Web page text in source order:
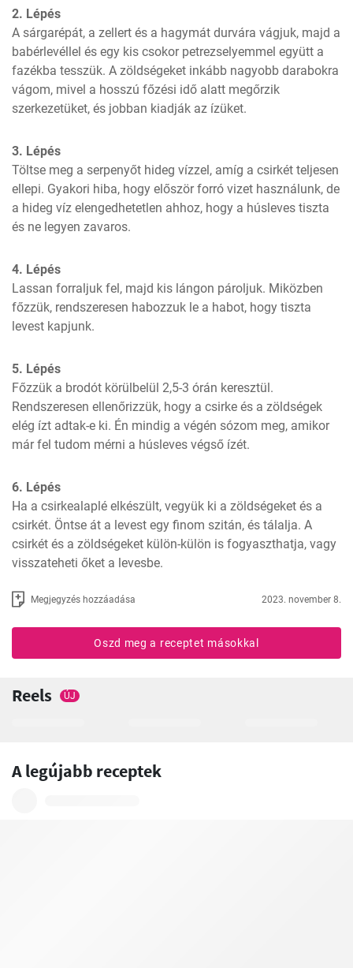
2. Lépés
A sárgarépát, a zellert és a hagymát durvára vágjuk, majd a
babérlevéllel és egy kis csokor petrezselyemmel együtt a
fazékba tesszük. A zöldségeket inkább nagyobb darabokra
vágom, mivel a hosszú főzési idő alatt megőrzik
szerkezetüket, és jobban kiadják az ízüket.
3. Lépés
Töltse meg a serpenyőt hideg vízzel, amíg a csirkét teljesen
ellepi. Gyakori hiba, hogy először forró vizet használunk, de
a hideg víz elengedhetetlen ahhoz, hogy a húsleves tiszta
és ne legyen zavaros.
4. Lépés
Lassan forraljuk fel, majd kis lángon pároljuk. Miközben
főzzük, rendszeresen habozzuk le a habot, hogy tiszta
levest kapjunk.
5. Lépés
Főzzük a brodót körülbelül 2,5-3 órán keresztül.
Rendszeresen ellenőrizzük, hogy a csirke és a zöldségek
elég ízt adtak-e ki. Én mindig a végén sózom meg, amikor
már fel tudom mérni a húsleves végső ízét.
6. Lépés
Ha a csirkealaplé elkészült, vegyük ki a zöldségeket és a
csirkét. Öntse át a levest egy finom szitán, és tálalja. A
csirkét és a zöldségeket külön-külön is fogyaszthatja, vagy
visszateheti őket a levesbe.
Megjegyzés hozzáadása 2023. november 8.
Oszd meg a receptet másokkal
Reels ÚJ
A legújabb receptek